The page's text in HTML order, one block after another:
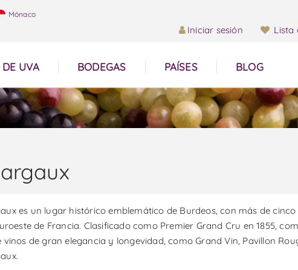
Mónaco
Iniciar sesión Lista
UVA BODEGAS PAÍSES BLOG
es un lugar histórico emblemático de Burdeos, con más de
de Francia. Clasificado como Premier Grand Cru en 1855,
de gran elegancia y longevidad, como Grand Vin, Pavillon